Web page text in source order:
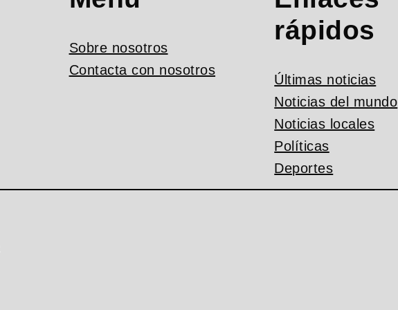
Sobre nosotros
Contacta con nosotros
rápidos
Últimas noticias
Noticias del mundo
Noticias locales
Políticas
Deportes